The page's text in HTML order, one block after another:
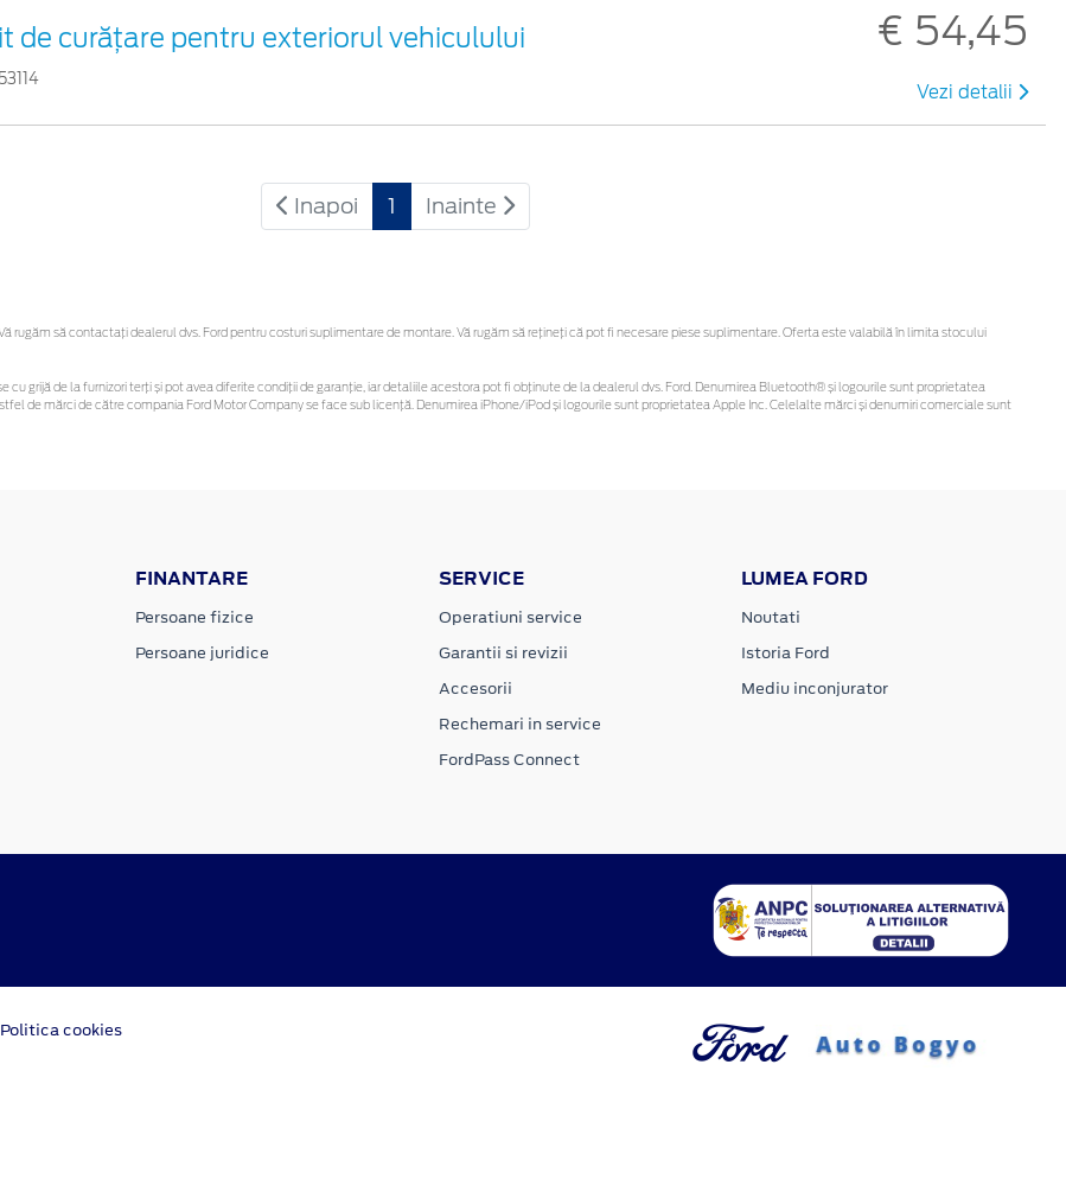
de curățare pentru exteriorul vehiculului € 54,45
Vezi detalii
Inapoi 1 Inainte
rugăm să contactaţi dealerul dvs. Ford pentru costuri suplimentare de montare. Vă rugăm să rețineți că pot fi necesare piese suplimentare. Oferta este valabilă în limita stocului
cu grijă de la furnizori terți și pot avea diferite condiții de garanție, iar detaliile acestora pot fi obținute de la dealerul dvs. Ford. Denumirea Bluetooth® și logourile sunt proprietatea
de mărci de către compania Ford Motor Company se face sub licență. Denumirea iPhone/iPod și logourile sunt proprietatea Apple Inc. Celelalte mărci și denumiri comerciale sunt
FINANTARE
Persoane fizice
Persoane juridice
SERVICE
Operatiuni service
Garantii si revizii
Accesorii
Rechemari in service
FordPass Connect
LUMEA FORD
Noutati
Istoria Ford
Mediu inconjurator
Politica cookies